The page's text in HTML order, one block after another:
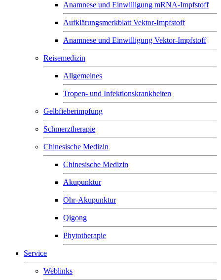
Anamnese und Einwilligung mRNA-Impfstoff
Aufklärungsmerkblatt Vektor-Impfstoff
Anamnese und Einwilligung Vektor-Impfstoff
Reisemedizin
Allgemeines
Tropen- und Infektionskrankheiten
Gelbfieberimpfung
Schmerztherapie
Chinesische Medizin
Chinesische Medizin
Akupunktur
Ohr-Akupunktur
Qigong
Phytotherapie
Service
Weblinks